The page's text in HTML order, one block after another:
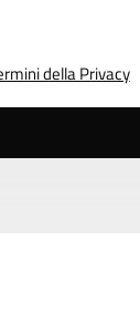
della Privacy